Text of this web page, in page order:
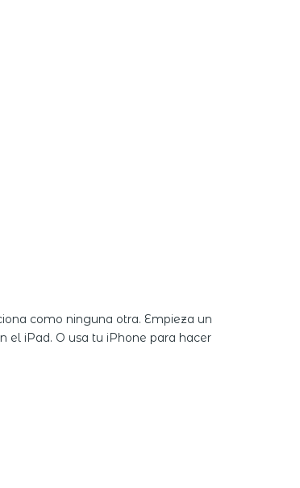
como ninguna otra. Empieza un
el iPad. O usa tu iPhone para hacer